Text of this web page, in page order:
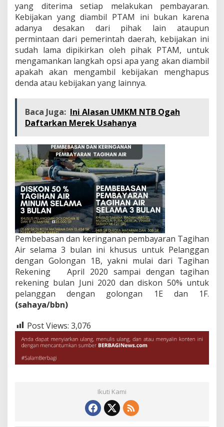
yang diterima setiap melakukan pembayaran.
Kebijakan yang diambil PTAM ini bukan karena
adanya desakan dari pihak lain ataupun
permintaan dari pemerintah daerah, kebijakan ini
sudah lama dipikirkan oleh pihak PTAM, untuk
mengamankan langkah opsi apa yang akan diambil
apakah akan mengambil kebijakan menghapus
denda atau kebijakan yang lainnya.
Baca Juga: Ini Alasan UMKM NTB Ogah
Daftarkan Merek Usahanya
Pembebasan dan keringanan pembayaran Tagihan
Air selama 3 bulan ini khusus untuk Pelanggan
dengan Golongan 1B, yakni mulai dari Tagihan
Rekening April 2020 sampai dengan tagihan
rekening bulan Juni 2020 dan diskon 50% untuk
pelanggan dengan golongan 1E dan 1F.
(sahaya/bbn)
Post Views: 3,076
Ikuti Kami